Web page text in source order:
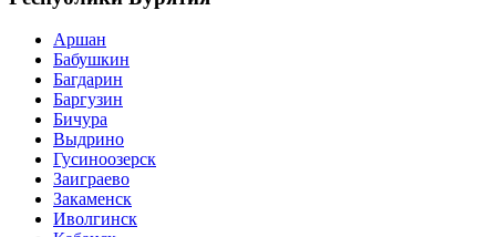
Аршан
Бабушкин
Багдарин
Баргузин
Бичура
Выдрино
Гусиноозерск
Заиграево
Закаменск
Иволгинск